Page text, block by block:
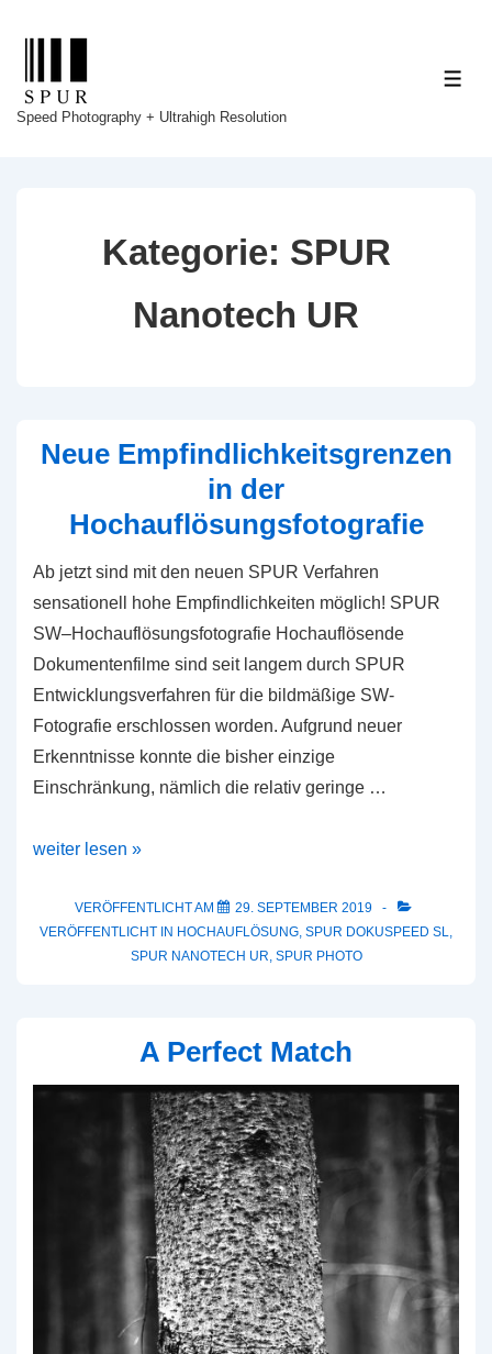
Zum
Speed Photography + Ultrahigh Resolution
Kategorie: SPUR
Nanotech UR
Neue Empfindlichkeitsgrenzen
in der
Hochauflösungsfotografie
Ab jetzt sind mit den neuen SPUR Verfahren
sensationell hohe Empfindlichkeiten möglich! SPUR
SW–Hochauflösungsfotografie Hochauflösende
Dokumentenfilme sind seit langem durch SPUR
Entwicklungsverfahren für die bildmäßige SW-
Fotografie erschlossen worden. Aufgrund neuer
Erkenntnisse konnte die bisher einzige
Einschränkung, nämlich die relativ geringe …
Neue
der
weiter lesen »
VERÖFFENTLICHT AM
29. SEPTEMBER 2019
VERÖFFENTLICHT IN HOCHAUFLÖSUNG, SPUR DOKUSPEED SL,
SPUR NANOTECH UR, SPUR PHOTO
A Perfect Match